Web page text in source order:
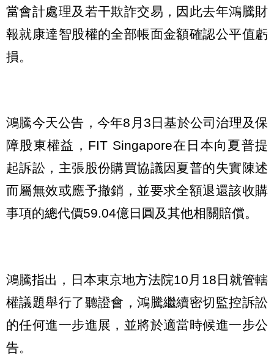
當會計處理及若干欺詐交易，因此去年鴻騰財
報就康達智股權的全部帳面金額確認公平值虧
損。
鴻騰今天公告，今年8月3日基於公司治理及保
障股東權益，FIT Singapore在日本向夏普提
起訴訟，主張股份購買協議因夏普的失實陳述
而屬無效或應予撤銷，並要求全額退還該收購
事項的總代價59.04億日圓及其他相關賠償。
鴻騰指出，日本東京地方法院10月18日就管轄
權議題舉行了聽證會，鴻騰繼續密切監控訴訟
的任何進一步進展，並將於適當時候進一步公
告。